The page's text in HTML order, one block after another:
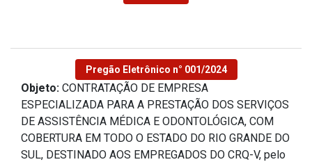
Pregão Eletrônico n° 001/2024
Objeto: CONTRATAÇÃO DE EMPRESA
ESPECIALIZADA PARA A PRESTAÇÃO DOS SERVIÇOS
DE ASSISTÊNCIA MÉDICA E ODONTOLÓGICA, COM
COBERTURA EM TODO O ESTADO DO RIO GRANDE DO
SUL, DESTINADO AOS EMPREGADOS DO CRQ-V, pelo